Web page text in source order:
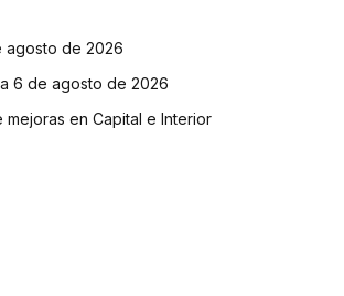
agosto de 2026
6 de agosto de 2026
mejoras en Capital e Interior